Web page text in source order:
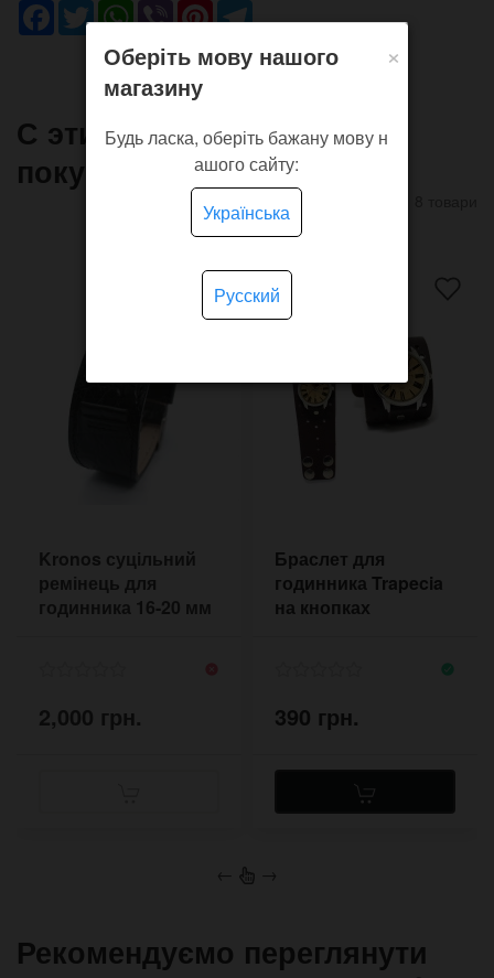
Facebook
TwitterWhatsApp
ViberPinterest
С этим товаром часто
покупают
Kronos суцільний
ремінець для
годинника 16-20 мм
2,000 грн.
Браслет для
годинника Trapecia
на кнопках
390 грн.
← →
Рекомендуємо переглянути
×
Оберіть мову нашого
магазину
Будь ласка, оберіть бажану мову н
ашого сайту:
Українська
Русский